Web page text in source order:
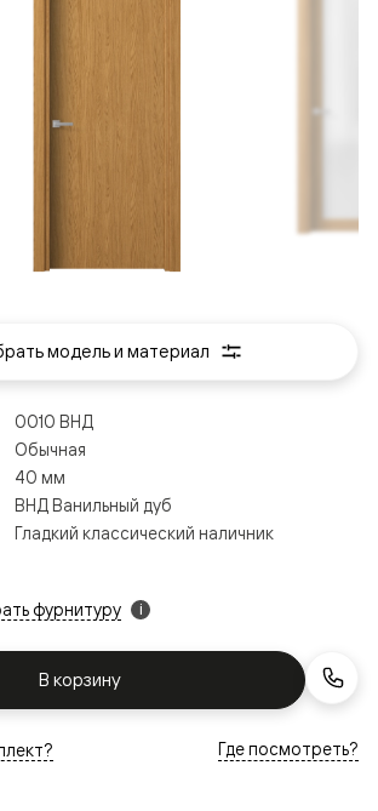
фурнитуру i
В корзину
0010 ВНД
Обычная
40 мм
ВНД Ванильный дуб
Гладкий классический наличник
Где посмотреть?
модель и материал